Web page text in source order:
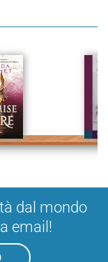
dal mondo
email!